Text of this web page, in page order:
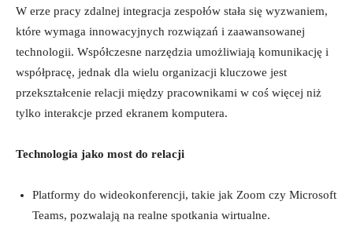
W erze pracy ⁤zdalnej integracja zespołów stała się wyzwaniem,
które wymaga innowacyjnych rozwiązań i zaawansowanej
technologii. Współczesne narzędzia umożliwiają komunikację i
współpracę, jednak dla wielu organizacji kluczowe jest
przekształcenie relacji⁤ między pracownikami w coś więcej niż
tylko ⁣interakcje przed ekranem⁤ komputera.
Technologia jako most do relacji
Platformy do wideokonferencji, takie jak ‌Zoom czy Microsoft
Teams, pozwalają na⁢ realne spotkania wirtualne.